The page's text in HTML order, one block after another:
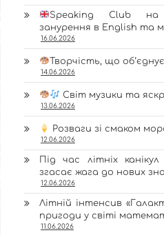
Speaking Club на
занурення в English та
16.06.2026
Творчість, що
14.06.2026
Світ музики та
13.06.2026
Розваги зі смаком
12.06.2026
Під час літніх
згасає жага до нових
12.06.2026
Літній інтенсив
пригоди у світі
11.06.2026